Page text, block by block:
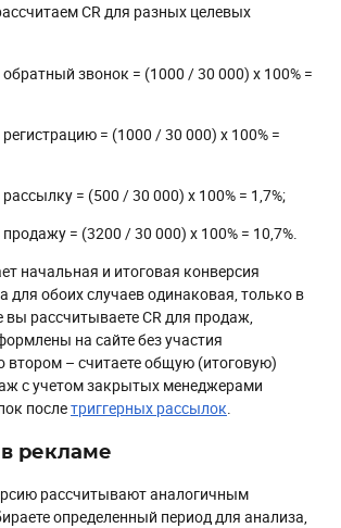
CR для разных целевых
звонок = (1000 / 30 000) х 100% =
= (1000 / 30 000) х 100% =
= (500 / 30 000) х 100% = 1,7%;
= (3200 / 30 000) х 100% = 10,7%.
начальная и итоговая конверсия
обоих случаев одинаковая, только в
вы рассчитываете CR для продаж,
на сайте без участия
втором – считаете общую (итоговую)
с учетом закрытых менеджерами
послетриггерных рассылок.
рекламе
рассчитывают аналогичным
определенный период для анализа,